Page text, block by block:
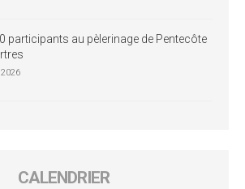
participants au pèlerinage de Pentecôte
CALENDRIER